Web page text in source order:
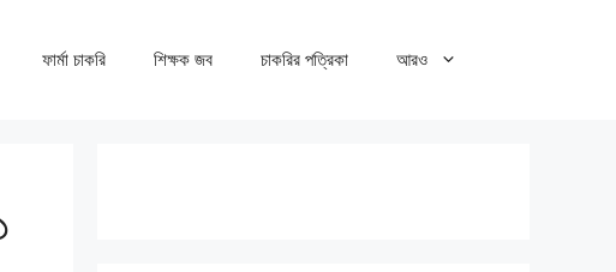
ফার্মা চাকরি শিক্ষক জব চাকরির পত্রিকা আরও